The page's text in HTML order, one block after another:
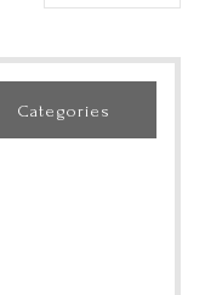
Categories